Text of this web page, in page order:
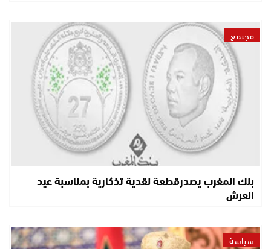
مجتمع
بنك المغرب يصدرقطعة نقدية تذكارية بمناسبة عيد
العرش
سياسة